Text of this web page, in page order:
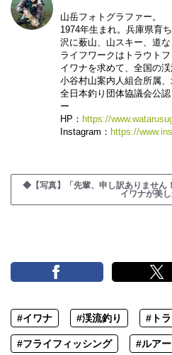
山岳フォトグラファー。
1974年生まれ。兵庫県育
沢に薮山、山スキー、道な
ライフワークはトラウト
イワナを求めて、全国の
小谷村山案内人組合所属、
全日本釣り団体協議会公
ー
HP： https://
Instagram： https://
◆【写真】「先輩、申し訳ありません
イワナが美
#イワナ #渓流釣り #ト
#フライフィッシング #ルア